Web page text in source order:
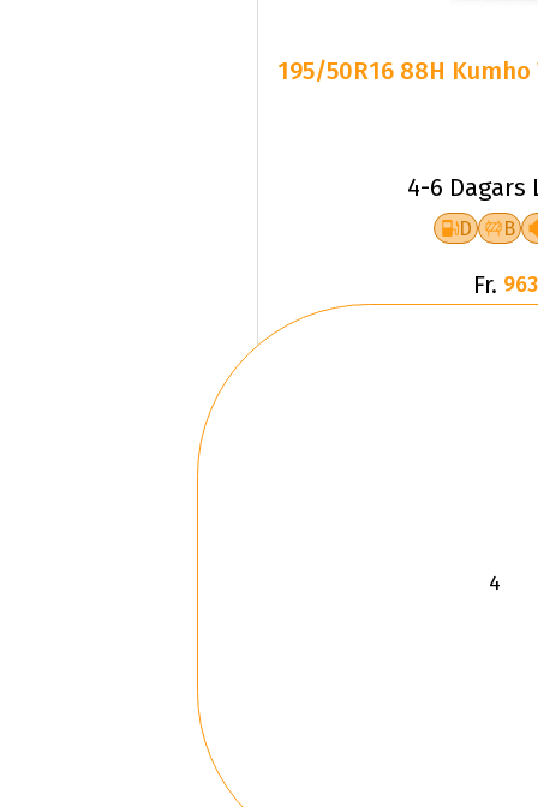
195/50R16 88H Kumho
4-6 Dagars
D B
Fr.